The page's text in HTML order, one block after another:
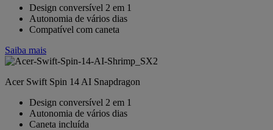
Design conversível 2 em 1
Autonomia de vários dias
Compatível com caneta
Saiba mais
Acer Swift Spin 14 AI Snapdragon
Design conversível 2 em 1
Autonomia de vários dias
Caneta incluída